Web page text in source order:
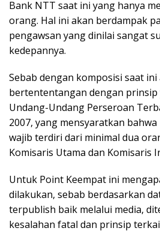
Bank NTT saat ini yang hanya
orang. Hal ini akan berdampak
pengawsan yang dinilai sangat
kedepannya.
Sebab dengan komposisi saat
bertententangan dengan
Undang-Undang Perseroan
2007, yang mensyaratkan
wajib terdiri dari minimal dua
Komisaris Utama dan Komisaris
Untuk Point Keempat ini
dilakukan, sebab berdasarkan
terpublish baik melalui media,
kesalahan fatal dan prinsip